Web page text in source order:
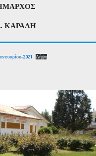
ΚΑΡΑΛΗ
2021 Λήψη